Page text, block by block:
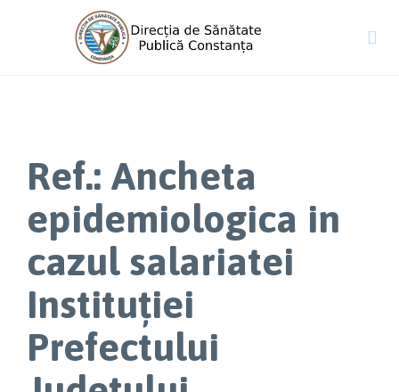

Ref.: Ancheta
epidemiologica in
cazul salariatei
Instituției
Prefectului